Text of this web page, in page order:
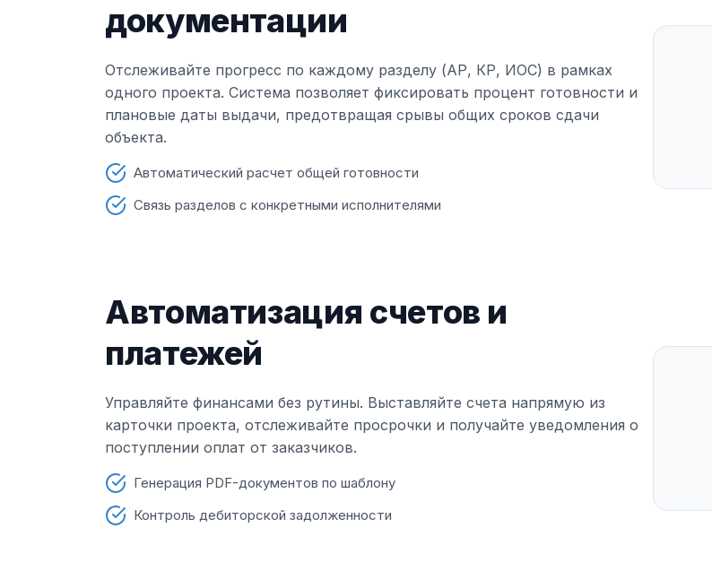
документации
Отслеживайте прогресс по каждому разделу (АР, КР, ИОС) в рамках
одного проекта. Система позволяет фиксировать процент готовности и
плановые даты выдачи, предотвращая срывы общих сроков сдачи
объекта.
Автоматический расчет общей готовности
Связь разделов с конкретными исполнителями
Автоматизация счетов и
платежей
Управляйте финансами без рутины. Выставляйте счета напрямую из
карточки проекта, отслеживайте просрочки и получайте уведомления о
поступлении оплат от заказчиков.
Генерация PDF-документов по шаблону
Контроль дебиторской задолженности